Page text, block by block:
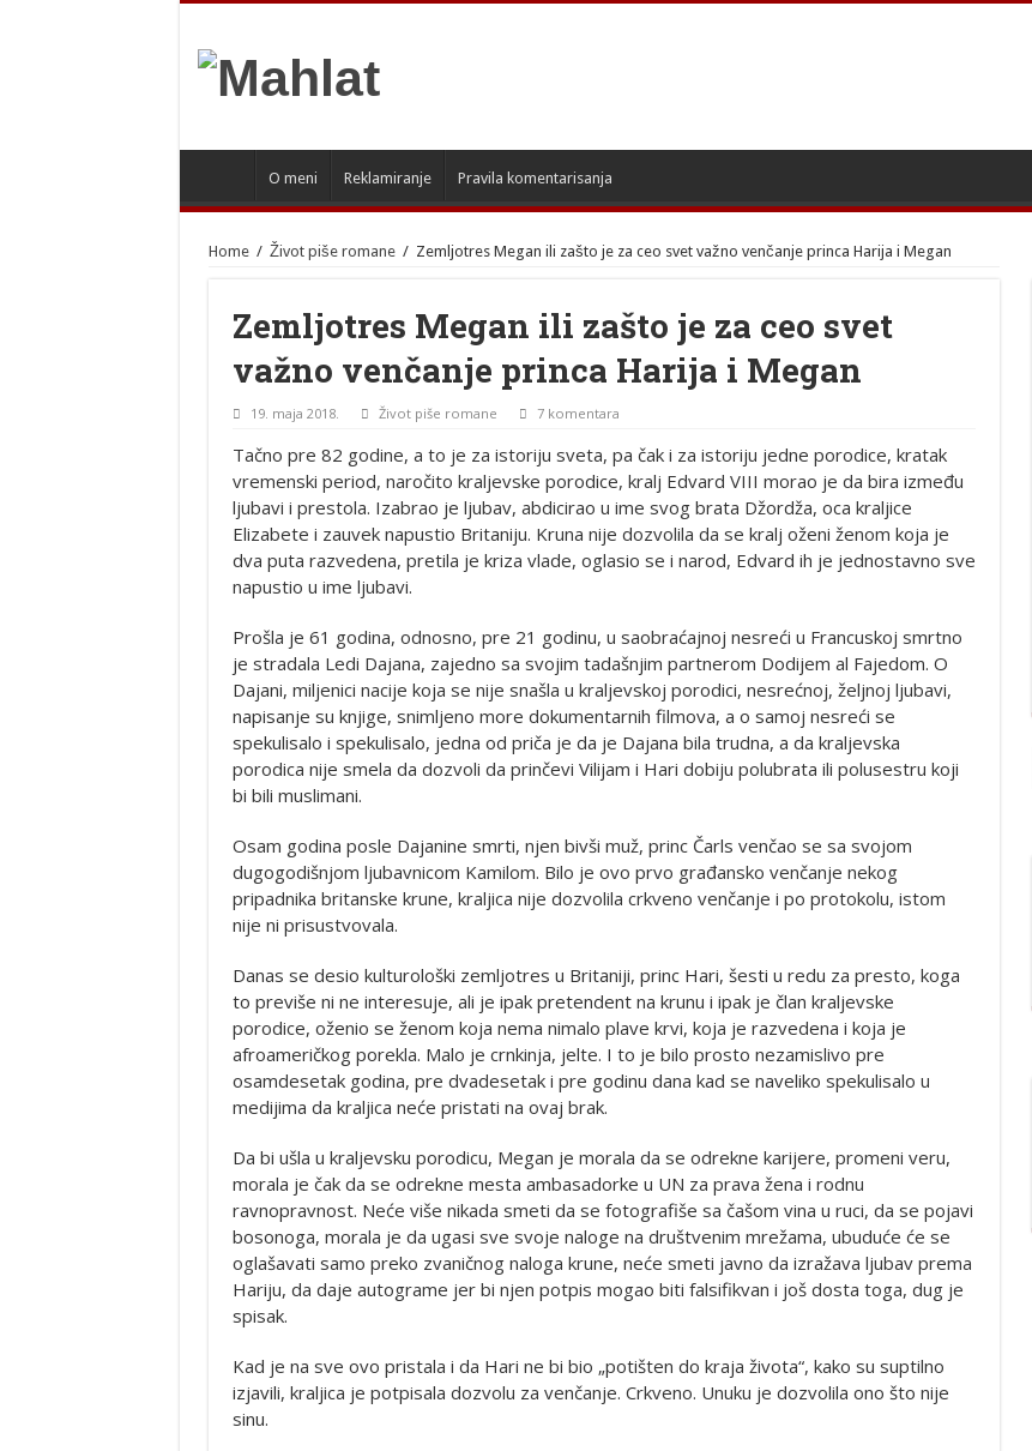
O meni Reklamiranje Pravila komentarisanja
Home / Život piše romane / Zemljotres Megan ili zašto je za ceo svet važno venčanje princa Harija i Megan
Zemljotres Megan ili zašto je za ceo svet
važno venčanje princa Harija i Megan
19. maja 2018. Život piše romane 7 komentara
Tačno pre 82 godine, a to je za istoriju sveta, pa čak i za istoriju jedne porodice, kratak
vremenski period, naročito kraljevske porodice, kralj Edvard VIII morao je da bira između
ljubavi i prestola. Izabrao je ljubav, abdicirao u ime svog brata Džordža, oca kraljice
Elizabete i zauvek napustio Britaniju. Kruna nije dozvolila da se kralj oženi ženom koja je
dva puta razvedena, pretila je kriza vlade, oglasio se i narod, Edvard ih je jednostavno sve
napustio u ime ljubavi.
Prošla je 61 godina, odnosno, pre 21 godinu, u saobraćajnoj nesreći u Francuskoj smrtno
je stradala Ledi Dajana, zajedno sa svojim tadašnjim partnerom Dodijem al Fajedom. O
Dajani, miljenici nacije koja se nije snašla u kraljevskoj porodici, nesrećnoj, željnoj ljubavi,
napisanje su knjige, snimljeno more dokumentarnih filmova, a o samoj nesreći se
spekulisalo i spekulisalo, jedna od priča je da je Dajana bila trudna, a da kraljevska
porodica nije smela da dozvoli da prinčevi Vilijam i Hari dobiju polubrata ili polusestru koji
bi bili muslimani.
Osam godina posle Dajanine smrti, njen bivši muž, princ Čarls venčao se sa svojom
dugogodišnjom ljubavnicom Kamilom. Bilo je ovo prvo građansko venčanje nekog
pripadnika britanske krune, kraljica nije dozvolila crkveno venčanje i po protokolu, istom
nije ni prisustvovala.
Danas se desio kulturološki zemljotres u Britaniji, princ Hari, šesti u redu za presto, koga
to previše ni ne interesuje, ali je ipak pretendent na krunu i ipak je član kraljevske
porodice, oženio se ženom koja nema nimalo plave krvi, koja je razvedena i koja je
afroameričkog porekla. Malo je crnkinja, jelte. I to je bilo prosto nezamislivo pre
osamdesetak godina, pre dvadesetak i pre godinu dana kad se naveliko spekulisalo u
medijima da kraljica neće pristati na ovaj brak.
Da bi ušla u kraljevsku porodicu, Megan je morala da se odrekne karijere, promeni veru,
morala je čak da se odrekne mesta ambasadorke u UN za prava žena i rodnu
ravnopravnost. Neće više nikada smeti da se fotografiše sa čašom vina u ruci, da se pojavi
bosonoga, morala je da ugasi sve svoje naloge na društvenim mrežama, ubuduće će se
oglašavati samo preko zvaničnog naloga krune, neće smeti javno da izražava ljubav prema
Hariju, da daje autograme jer bi njen potpis mogao biti falsifikvan i još dosta toga, dug je
spisak.
Kad je na sve ovo pristala i da Hari ne bi bio „potišten do kraja života“, kako su suptilno
izjavili, kraljica je potpisala dozvolu za venčanje. Crkveno. Unuku je dozvolila ono što nije
sinu.